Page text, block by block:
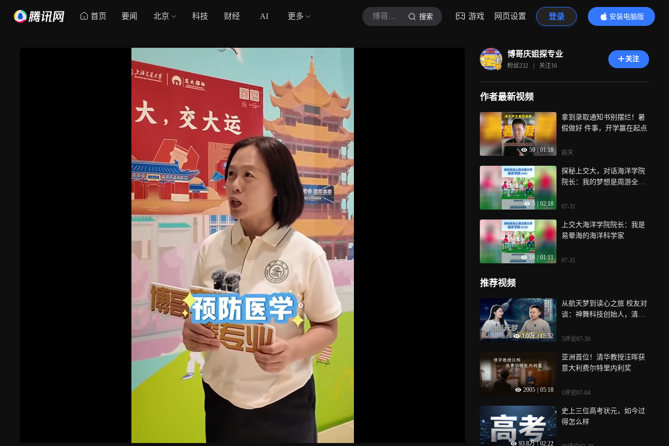
首页 要闻 北京 科技 财经 AI 更多 博哥庆姐探专业 搜索 游戏 网页设置 登录
安装电脑版
内容更精彩
博哥庆姐探专业
粉丝232 | 关注16
关注
作者最新视频
59 01:18
拿到录取通知书别摆烂！暑
假做好 件事，开学赢在起点
前天
5 02:18
探秘上交大，对话海洋学院
院长：我的梦想是周游全世
何放弃清华选择上交大？博
学院院长
07-31
16 01:11
上交大海洋学院院长：我是
易晕海的海洋科学家
07-31
推荐视频
1.0万 | 13:52
从航天梦到读心之旅 校友对
谈：神舞科技创始人，清华
5评论07-30
2005 05:18
亚洲首位！清华教授汪晖获
意大利费尔特里内利奖
1评论07-04
93.8万 | 02:22
史上三位高考状元，如今过
得怎么样